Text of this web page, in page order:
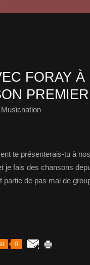
FORAY À
te présenterais-tu à
fais des chansons
partie de pas mal de
0